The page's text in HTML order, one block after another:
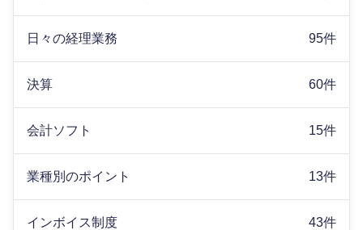
日々の経理業務 95件
決算 60件
会計ソフト 15件
業種別のポイント 13件
インボイス制度 43件